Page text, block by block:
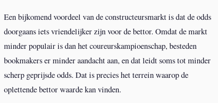
Een bijkomend voordeel van de constructeursmarkt is dat de odds
doorgaans iets vriendelijker zijn voor de bettor. Omdat de markt
minder populair is dan het coureurskampioenschap, besteden
bookmakers er minder aandacht aan, en dat leidt soms tot minder
scherp geprijsde odds. Dat is precies het terrein waarop de
oplettende bettor waarde kan vinden.